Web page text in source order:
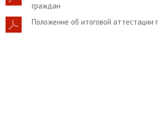
граждан
Положение об итоговой